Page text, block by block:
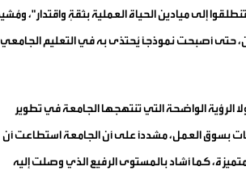
إلى ميادين الحياة العملية بثقةٍ واقتدار"،
حتى أصبحت نموذجاً يُحتذى به في التعليم
الرؤية الواضحة التي تنتهجها الجامعة في تطوير
بسوق العمل، مشددًا على أن الجامعة استطاعت أن
كما أشاد بالمستوى الرفيع الذي وصلت إليه